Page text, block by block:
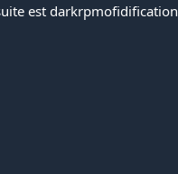
est darkrpmofidification